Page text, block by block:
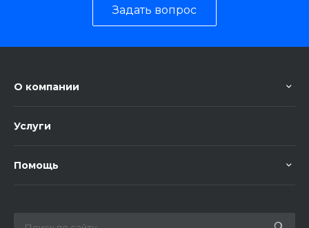
Задать вопрос
О компании
Услуги
Помощь